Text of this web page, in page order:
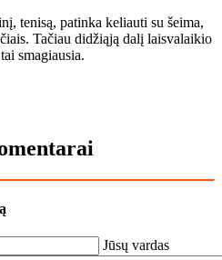
tenisą, patinka keliauti su šeima,
Tačiau didžiąją dalį laisvalaikio
smagiausia.
Jūsų vardas